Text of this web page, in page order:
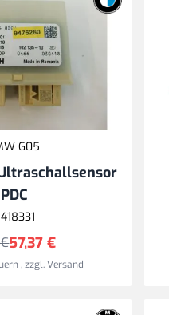
G05
PDC
57,37 €
€
,zzgl.Versand